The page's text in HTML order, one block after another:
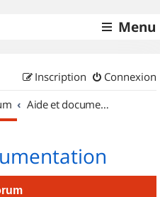
Menu
Connexion
Inscription
Aide et documentation